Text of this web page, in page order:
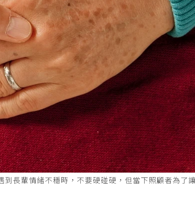
長輩情緒不穩時，不要硬碰硬，但當下照顧者為了